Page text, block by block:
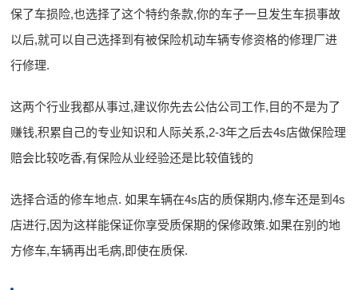
保了车损险,也选择了这个特约条款,你的车子一旦发生车损事故
以后,就可以自己选择到有被保险机动车辆专修资格的修理厂进
行修理.
这两个行业我都从事过,建议你先去公估公司工作,目的不是为了
赚钱,积累自己的专业知识和人际关系,2-3年之后去4s店做保险理
赔会比较吃香,有保险从业经验还是比较值钱的
选择合适的修车地点. 如果车辆在4s店的质保期内,修车还是到4s
店进行,因为这样能保证你享受质保期的保修政策.如果在别的地
方修车,车辆再出毛病,即使在质保.